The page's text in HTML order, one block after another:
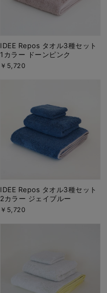
IDEE Repos タオル3種セット
1カラー ドーンピンク
￥5,720
IDEE Repos タオル3種セット
2カラー ジェイブルー
￥5,720